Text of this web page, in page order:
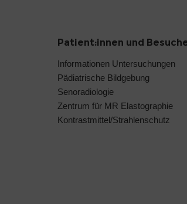
Patient:innen und
Informationen Untersuchungen
Pädiatrische Bildgebung
Senoradiologie
Zentrum für MR Elastographie
Kontrastmittel/Strahlenschutz